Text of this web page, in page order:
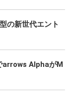
の新世代エント
arrows AlphaがM